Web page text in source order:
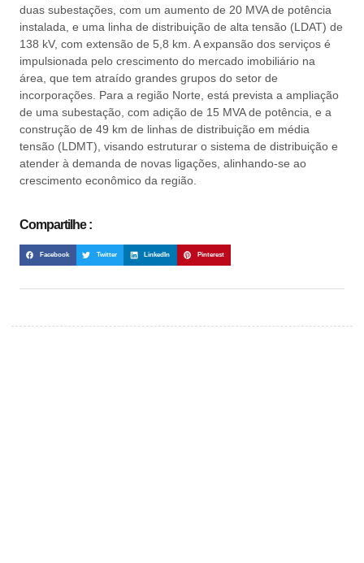
duas subestações, com um aumento de 20 MVA de potência
instalada, e uma linha de distribuição de alta tensão (LDAT) de
138 kV, com extensão de 5,8 km. A expansão dos serviços é
impulsionada pelo crescimento do mercado imobiliário na
área, que tem atraído grandes grupos do setor de
incorporações. Para a região Norte, está prevista a ampliação
de uma subestação, com adição de 15 MVA de potência, e a
construção de 49 km de linhas de distribuição em média
tensão (LDMT), visando estruturar o sistema de distribuição e
atender à demanda de novas ligações, alinhando-se ao
crescimento econômico da região.
Compartilhe :
Facebook Twitter LinkedIn Pinterest